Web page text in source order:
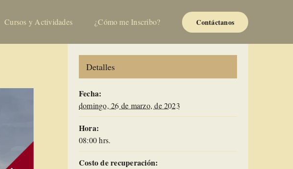
Cursos y Actividades ¿Cómo me Inscribo? Contáctanos
Detalles
Fecha:
domingo, 26 de marzo, de 2023
Hora:
08:00 hrs.
Costo de recuperación: